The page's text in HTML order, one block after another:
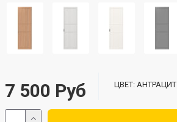
7 500 Руб ЦВЕТ: АНТРАЦИТ